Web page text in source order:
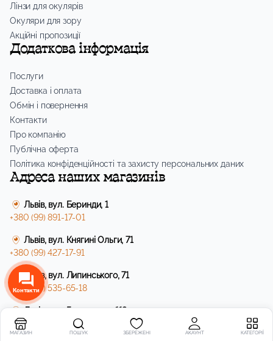
Лінзи для окулярів
Окуляри для зору
Акційні пропозиції
Додаткова інформація
Послуги
Доставка і оплата
Обмін і повернення
Контакти
Про компанію
Публічна оферта
Політика конфіденційності та захисту персональних даних
Адреса наших магазинів
Львів, вул. Беринди, 1
+380 (99) 891-17-01
Львів, вул. Княгині Ольги, 71
+380 (99) 427-17-91
Львів, вул. Липинського, 71
+380 (99) 535-65-18
Львів, вул. Городоцька 119
+380 (99) 891-17-01
МАГАЗИН ПОШУК ЗБЕРЕЖЕНІ АКАУНТ КАТЕГОРІЇ
Контакти